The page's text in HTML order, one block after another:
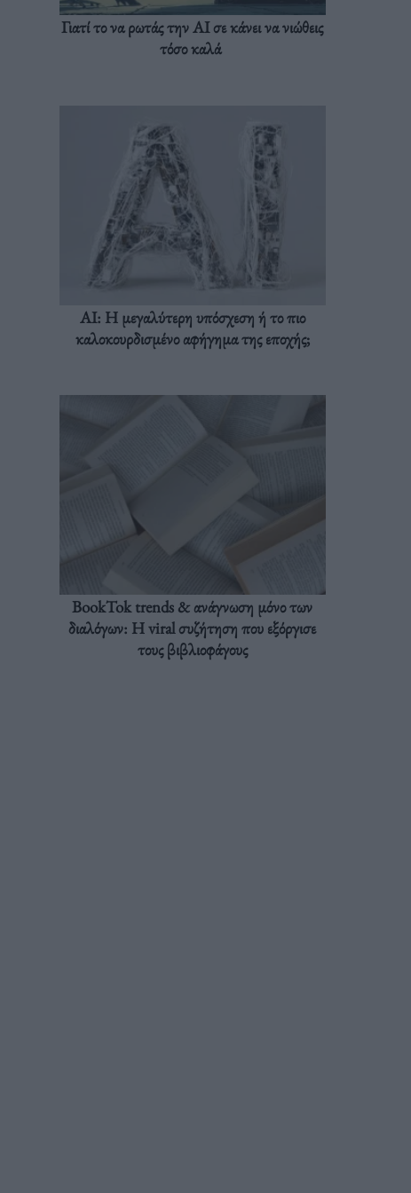
Γιατί το να ρωτάς την AI σε κάνει να νιώθεις
τόσο καλά
AI: Η μεγαλύτερη υπόσχεση ή το πιο
καλοκουρδισμένο αφήγημα της εποχής;
BookTok trends & ανάγνωση μόνο των
διαλόγων: Η viral συζήτηση που εξόργισε
τους βιβλιοφάγους